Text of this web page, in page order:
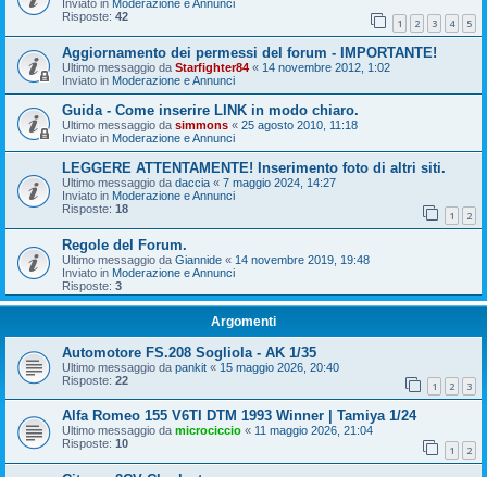
Inviato in Moderazione e Annunci
Risposte: 42 1 2 3 4 5
Aggiornamento dei permessi del forum - IMPORTANTE!
Ultimo messaggio da Starfighter84 « 14 novembre 2012, 1:02
Inviato in Moderazione e Annunci
Guida - Come inserire LINK in modo chiaro.
Ultimo messaggio da simmons « 25 agosto 2010, 11:18
Inviato in Moderazione e Annunci
LEGGERE ATTENTAMENTE! Inserimento foto di altri siti.
Ultimo messaggio da daccia « 7 maggio 2024, 14:27
Inviato in Moderazione e Annunci
Risposte: 18 1 2
Regole del Forum.
Ultimo messaggio da Giannide « 14 novembre 2019, 19:48
Inviato in Moderazione e Annunci
Risposte: 3
Argomenti
Automotore FS.208 Sogliola - AK 1/35
Ultimo messaggio da pankit « 15 maggio 2026, 20:40
Risposte: 22 1 2 3
Alfa Romeo 155 V6TI DTM 1993 Winner | Tamiya 1/24
Ultimo messaggio da microciccio « 11 maggio 2026, 21:04
Risposte: 10 1 2